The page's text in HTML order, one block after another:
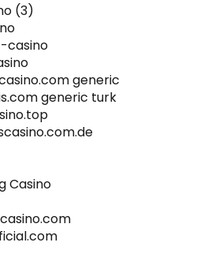
(3)
casino
generic
generic turk
Casino